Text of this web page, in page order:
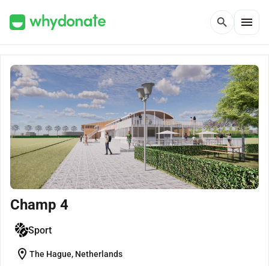
search menu
Champ 4
Sport
location_on The Hague, Netherlands